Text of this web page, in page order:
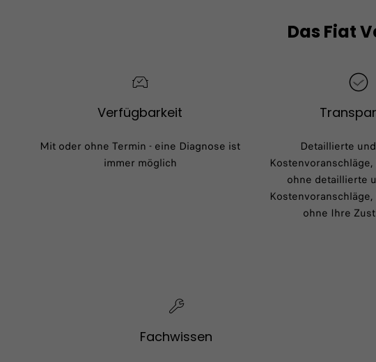
Das Fiat
Verfügbarkeit
Mit oder ohne Termin - eine Diagnose ist
immer möglich
Detaillierte
ohne detaillierte
ohne Ihre
Fachwissen